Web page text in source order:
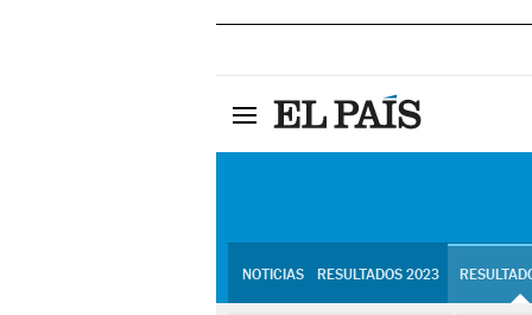
NOTICIAS RESULTADOS 2023